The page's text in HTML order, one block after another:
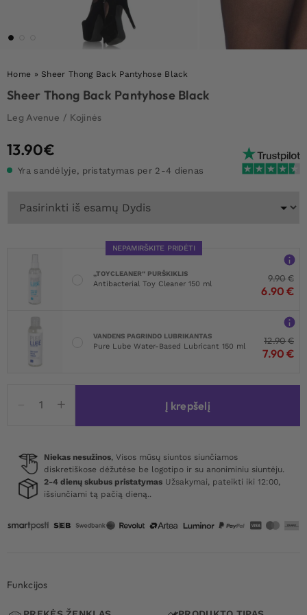
Home »Sheer Thong Back Pantyhose Black
Sheer Thong Back Pantyhose Black
Leg Avenue / Kojinės
13.90€
Yra sandėlyje, pristatymas per 2-4 dienas
NEPAMIRŠKITE PRIDĖTI
„TOYCLEANER“ PURŠKIKLIS
Antibacterial Toy Cleaner 150 ml
9.90€
6.90 €
VANDENS PAGRINDO LUBRIKANTAS
Pure Lube Water-Based Lubricant 150 ml
12.90€
7.90 €
kiekis:
Back
Pantyhose
Black
Į krepšelį
Niekas nesužinos, Visos mūsų siuntos siunčiamos
diskretiškose dėžutėse be logotipo ir su anoniminiu siuntėju.
2-4 dienų skubus pristatymas Užsakymai, pateikti iki 12:00,
išsiunčiami tą pačią dieną..
Funkcijos